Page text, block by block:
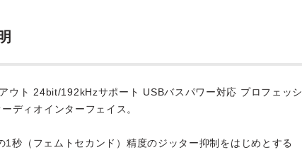
ウト 24bit/192kHzサポート USBバスパワー対応 プロフェッシ
ディオインターフェイス。
1秒（フェムトセカンド）精度のジッター抑制をはじめとする